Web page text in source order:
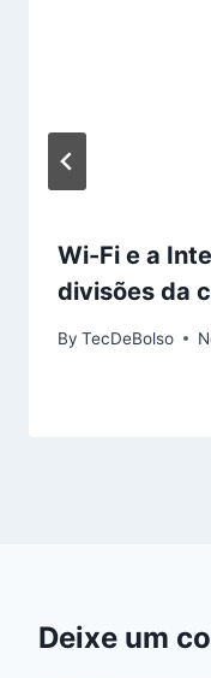
Wi-Fi e a
divisões da
By TecDeBolso
Deixe um